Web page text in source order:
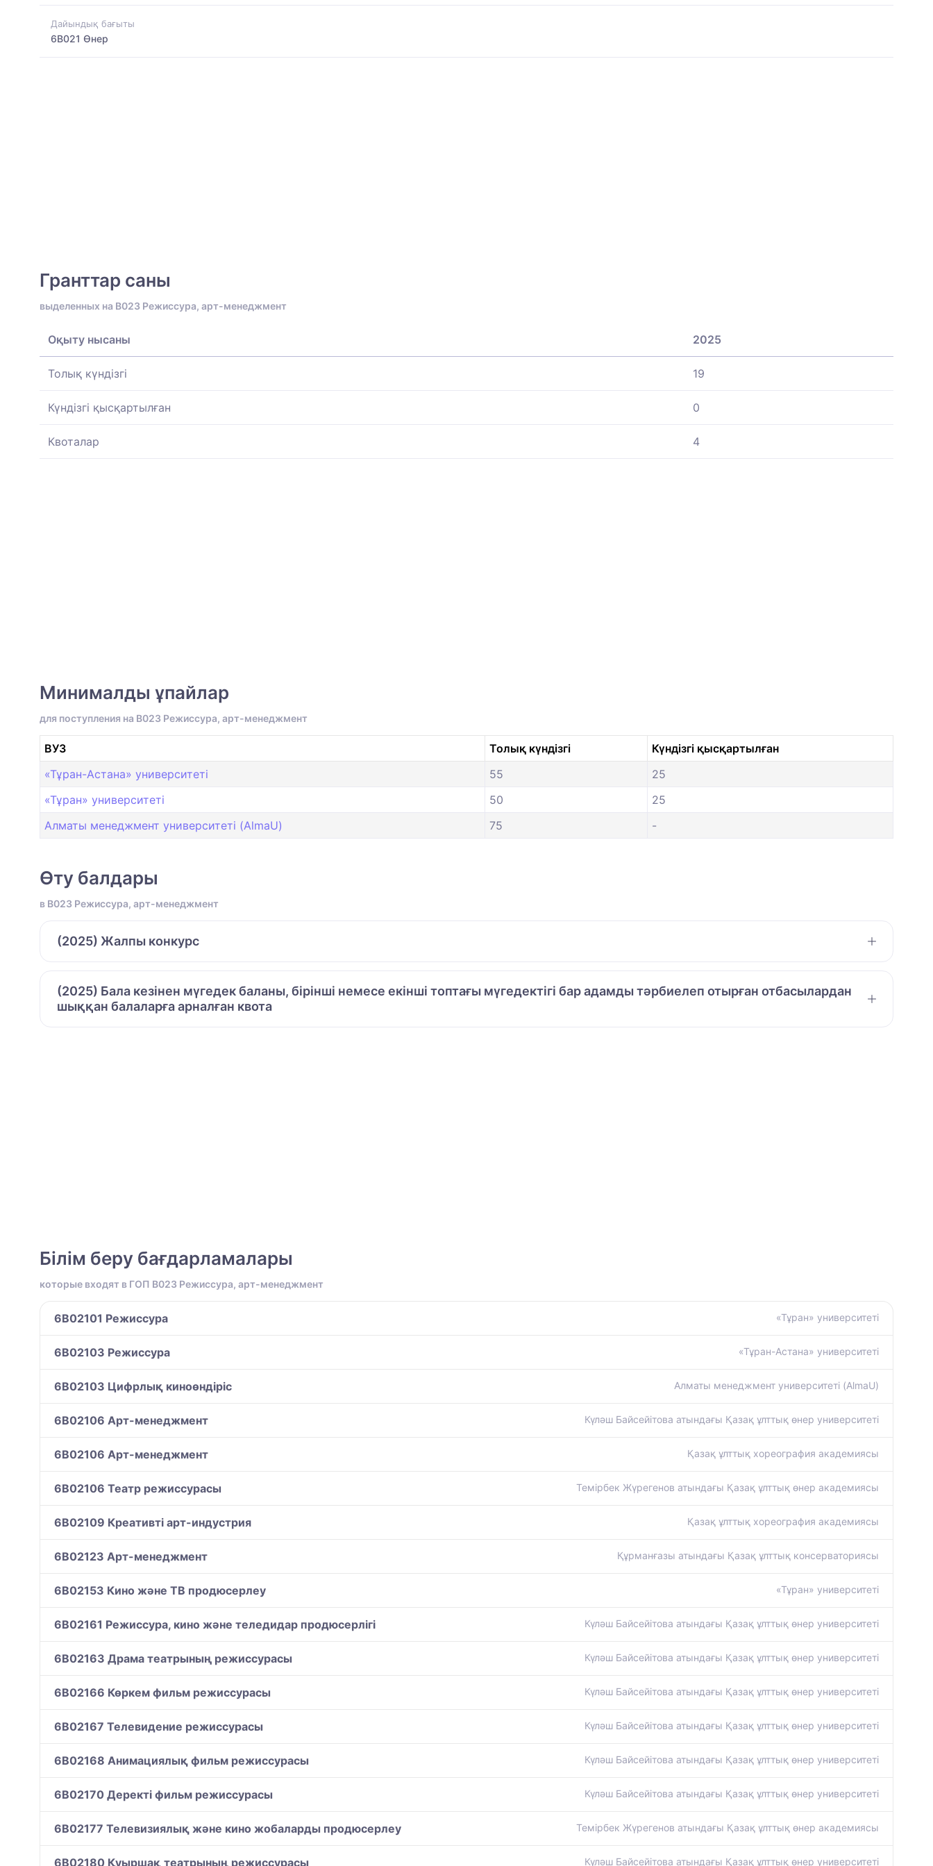
Дайындық бағыты
6B021 Өнер
Гранттар саны
выделенных на B023 Режиссура, арт-менеджмент
Оқыту нысаны 2025
Толық күндізгі 19
Күндізгі қысқартылған 0
Квоталар 4
Минималды ұпайлар
для поступления на B023 Режиссура, арт-менеджмент
ВУЗ Толық күндізгі
Күндізгі қысқартылған
«Тұран-Астана» университеті
55
25
«Тұран» университеті
50
25
Алматы менеджмент университеті (AlmaU)
75 -
Өту балдары
в B023 Режиссура, арт-менеджмент
(2025) Жалпы конкурс
(2025) Бала кезінен мүгедек баланы, бірінші немесе екінші топтағы мүгедектігі бар адамды тәрбиелеп отырған отбасылардан
шыққан балаларға арналған квота
Білім беру бағдарламалары
которые входят в ГОП B023 Режиссура, арт-менеджмент
6B02101 Режиссура «Тұран» университеті
6B02103 Режиссура «Тұран-Астана» университеті
6B02103 Цифрлық киноөндіріс Алматы менеджмент университеті (AlmaU)
6B02106 Арт-менеджмент Күләш Байсейітова атындағы Қазақ ұлттық өнер университеті
6B02106 Арт-менеджмент Қазақ ұлттық хореография академиясы
6B02106 Театр режиссурасы Темірбек Жүрегенов атындағы Қазақ ұлттық өнер академиясы
6B02109 Креативті арт-индустрия Қазақ ұлттық хореография академиясы
6B02123 Арт-менеджмент Құрманғазы атындағы Қазақ ұлттық консерваториясы
6B02153 Кино және ТВ продюсерлеу «Тұран» университеті
6B02161 Режиссура, кино және теледидар продюсерлігі Күләш Байсейітова атындағы Қазақ ұлттық өнер университеті
6B02163 Драма театрының режиссурасы Күләш Байсейітова атындағы Қазақ ұлттық өнер университеті
6B02166 Көркем фильм режиссурасы Күләш Байсейітова атындағы Қазақ ұлттық өнер университеті
6B02167 Телевидение режиссурасы Күләш Байсейітова атындағы Қазақ ұлттық өнер университеті
6B02168 Анимациялық фильм режиссурасы Күләш Байсейітова атындағы Қазақ ұлттық өнер университеті
6B02170 Деректі фильм режиссурасы Күләш Байсейітова атындағы Қазақ ұлттық өнер университеті
6B02177 Телевизиялық және кино жобаларды продюсерлеу Темірбек Жүрегенов атындағы Қазақ ұлттық өнер академиясы
6B02180 Қуыршақ театрының режиссурасы Күләш Байсейітова атындағы Қазақ ұлттық өнер университеті